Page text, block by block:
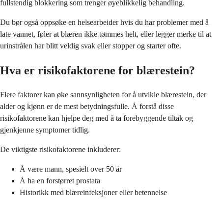
fullstendig blokkering som trenger øyeblikkelig behandling.
Du bør også oppsøke en helsearbeider hvis du har problemer med å
late vannet, føler at blæren ikke tømmes helt, eller legger merke til at
urinstrålen har blitt veldig svak eller stopper og starter ofte.
Hva er risikofaktorene for blærestein?
Flere faktorer kan øke sannsynligheten for å utvikle blærestein, der
alder og kjønn er de mest betydningsfulle. Å forstå disse
risikofaktorene kan hjelpe deg med å ta forebyggende tiltak og
gjenkjenne symptomer tidlig.
De viktigste risikofaktorene inkluderer:
Å være mann, spesielt over 50 år
Å ha en forstørret prostata
Historikk med blæreinfeksjoner eller betennelse